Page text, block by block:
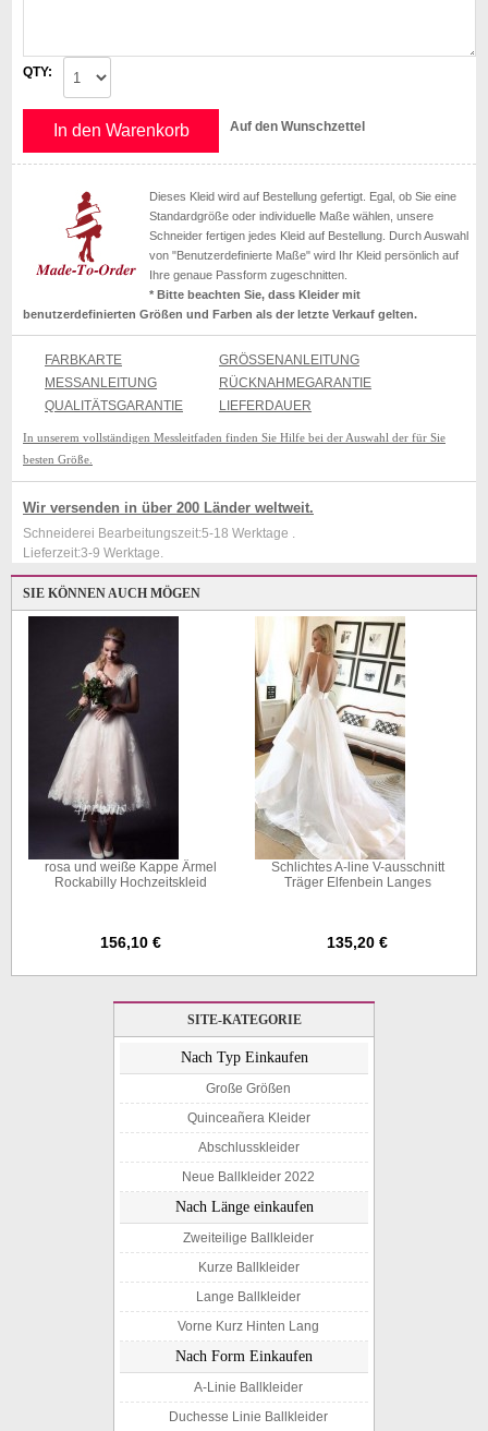
QTY:
In den Warenkorb Auf den Wunschzettel
Dieses Kleid wird auf Bestellung gefertigt. Egal, ob Sie eine
Standardgröße oder individuelle Maße wählen, unsere
Schneider fertigen jedes Kleid auf Bestellung. Durch Auswahl
von "Benutzerdefinierte Maße" wird Ihr Kleid persönlich auf
Ihre genaue Passform zugeschnitten.
* Bitte beachten Sie, dass Kleider mit
benutzerdefinierten Größen und Farben als der letzte Verkauf gelten.
FARBKARTE
GRÖSSENANLEITUNG
MESSANLEITUNG
RÜCKNAHMEGARANTIE
QUALITÄTSGARANTIE
LIEFERDAUER
In unserem vollständigen Messleitfaden finden Sie Hilfe bei der Auswahl der für Sie
besten Größe.
Wir versenden in über 200 Länder weltweit.
Schneiderei Bearbeitungszeit:5-18 Werktage .
Lieferzeit:3-9 Werktage.
SIE KÖNNEN AUCH MÖGEN
rosa und weiße Kappe Ärmel
Rockabilly Hochzeitskleid
156,10 €
Schlichtes A-line V-ausschnitt
Träger Elfenbein Langes
135,20 €
SITE-KATEGORIE
Nach Typ Einkaufen
Große Größen
Quinceañera Kleider
Abschlusskleider
Neue Ballkleider 2022
Nach Länge einkaufen
Zweiteilige Ballkleider
Kurze Ballkleider
Lange Ballkleider
Vorne Kurz Hinten Lang
Nach Form Einkaufen
A-Linie Ballkleider
Duchesse Linie Ballkleider